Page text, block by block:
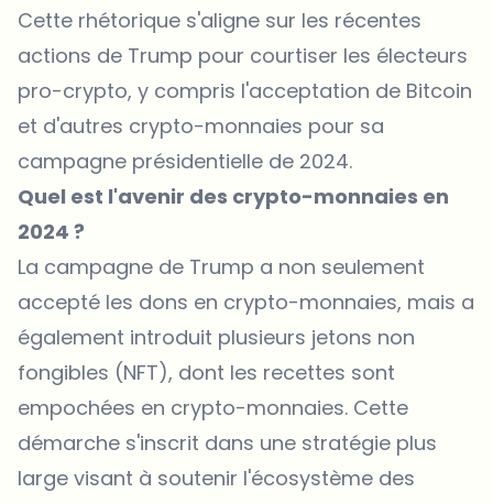
Cette rhétorique s'aligne sur les récentes
actions de Trump pour courtiser les électeurs
pro-crypto, y compris l'acceptation de Bitcoin
et d'autres crypto-monnaies pour sa
campagne présidentielle de 2024.
Quel est l'avenir des crypto-monnaies en
2024 ?
La campagne de Trump a non seulement
accepté les dons en crypto-monnaies, mais a
également introduit plusieurs jetons non
fongibles (NFT), dont les recettes sont
empochées en crypto-monnaies. Cette
démarche s'inscrit dans une stratégie plus
large visant à soutenir l'écosystème des